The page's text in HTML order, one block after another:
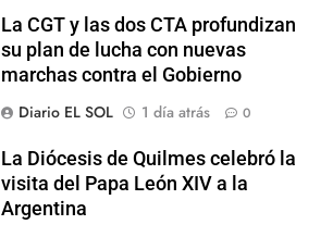
La CGT y las dos CTA profundizan
su plan de lucha con nuevas
marchas contra el Gobierno
Diario EL SOL
1 día atrás 0
La Diócesis de Quilmes celebró la
visita del Papa León XIV a la
Argentina